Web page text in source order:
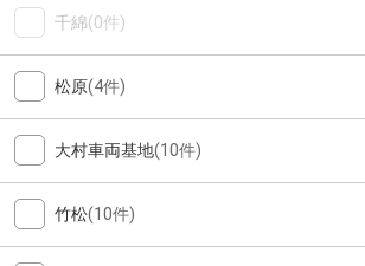
千綿(0件)
松原(4件)
大村車両基地(10件)
竹松(10件)